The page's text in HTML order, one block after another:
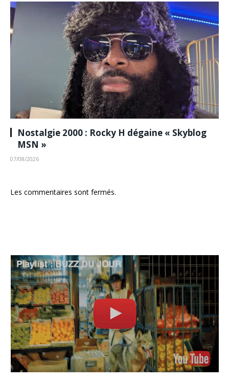
Nostalgie 2000 : Rocky H dégaine « Skyblog
MSN »
07/08/2026
Les commentaires sont fermés.